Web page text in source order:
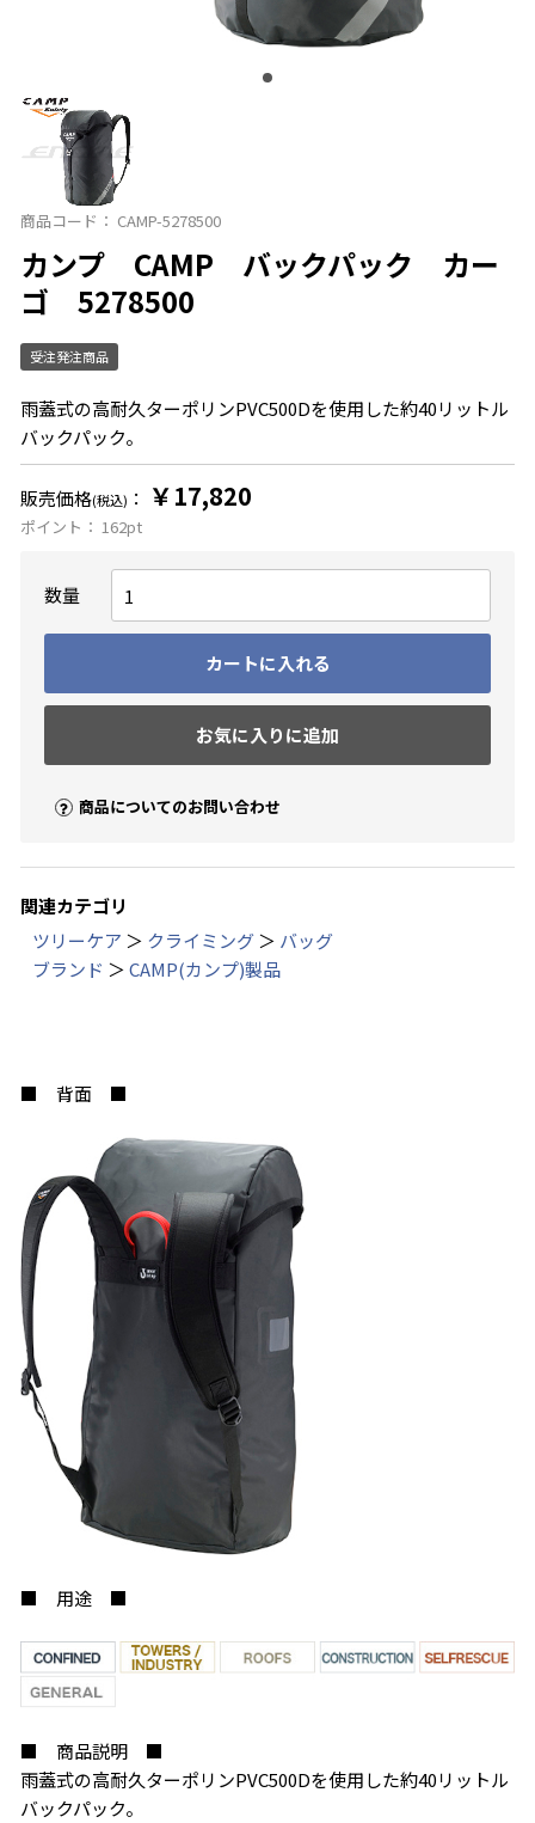
商品コード： CAMP-5278500
カンプ CAMP バックパック カー
ゴ 5278500
受注発注商品
雨蓋式の高耐久ターポリンPVC500Dを使用した約40リットル
バックパック。
販売価格(税込) ： ￥17,820
ポイント： 162pt
数量
カートに入れる
お気に入りに追加
商品についてのお問い合わせ
関連カテゴリ
ツリーケア ＞ クライミング ＞ バッグ
ブランド ＞CAMP(カンプ)製品
■ 背面 ■
■ 用途 ■
■ 商品説明 ■
雨蓋式の高耐久ターポリンPVC500Dを使用した約40リットル
バックパック。